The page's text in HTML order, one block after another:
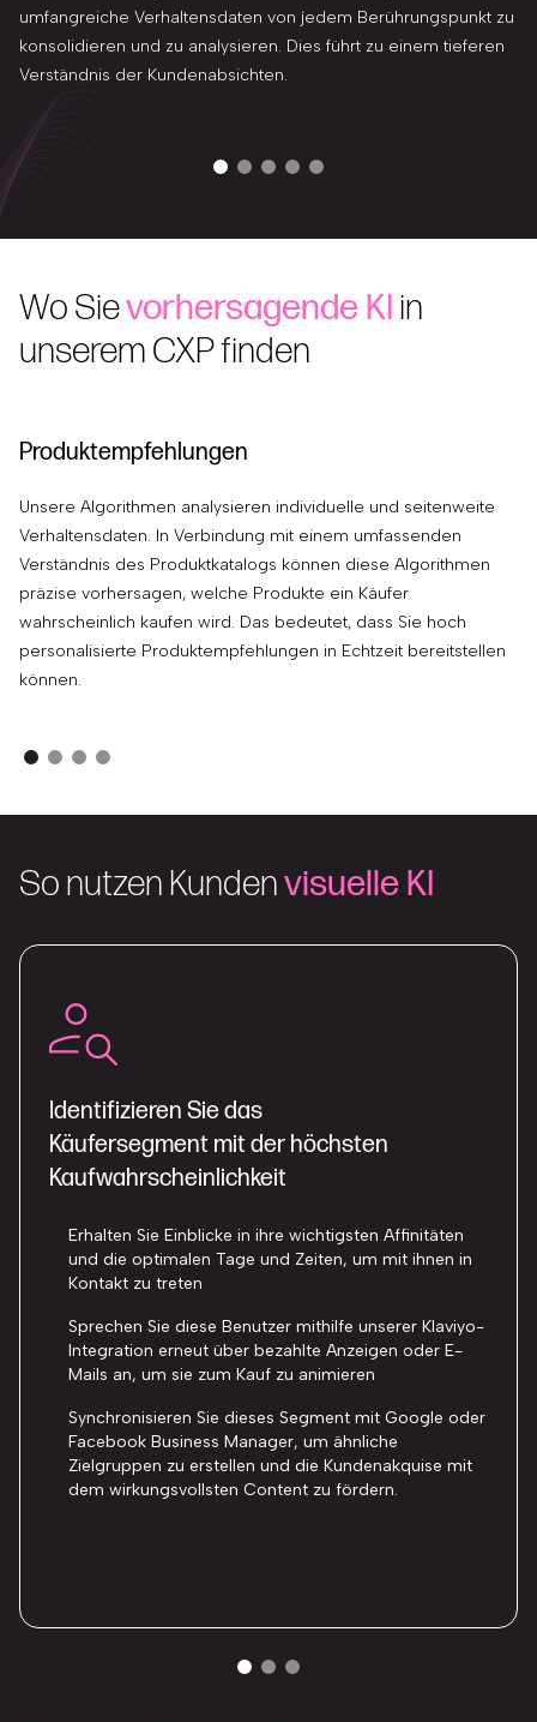
umfangreiche Verhaltensdaten von jedem Berührungspunkt zu
konsolidieren und zu analysieren. Dies führt zu einem tieferen
Verständnis der Kundenabsichten.
Wo Sievorhersagende KIin
unserem CXP finden
Produktempfehlungen
Unsere Algorithmen analysieren individuelle und seitenweite
Verhaltensdaten. In Verbindung mit einem umfassenden
Verständnis des Produktkatalogs können diese Algorithmen
präzise vorhersagen, welche Produkte ein Käufer
wahrscheinlich kaufen wird. Das bedeutet, dass Sie hoch
personalisierte Produktempfehlungen in Echtzeit bereitstellen
können.
So nutzen Kundenvisuelle KI
Identifizieren Sie das
Käufersegment mit der höchsten
Kaufwahrscheinlichkeit
Erhalten Sie Einblicke in ihre wichtigsten Affinitäten
und die optimalen Tage und Zeiten, um mit ihnen in
Kontakt zu treten
Sprechen Sie diese Benutzer mithilfe unserer Klaviyo-
Integration erneut über bezahlte Anzeigen oder E-
Mails an, um sie zum Kauf zu animieren
Synchronisieren Sie dieses Segment mit Google oder
Facebook Business Manager, um ähnliche
Zielgruppen zu erstellen und die Kundenakquise mit
dem wirkungsvollsten Content zu fördern.